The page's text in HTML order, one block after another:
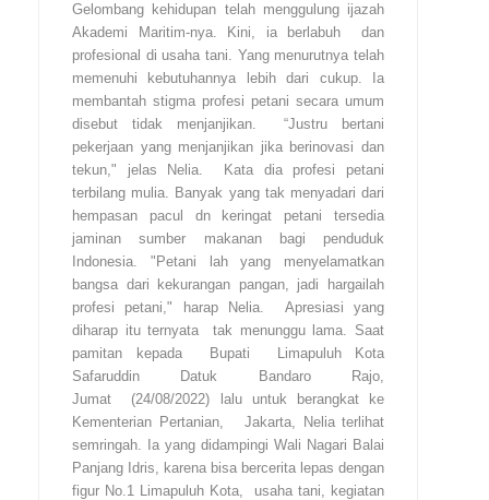
Gelombang kehidupan telah menggulung ijazah
Akademi Maritim-nya. Kini, ia berlabuh dan
profesional di usaha tani. Yang menurutnya telah
memenuhi kebutuhannya lebih dari cukup. Ia
membantah stigma profesi petani secara umum
disebut tidak menjanjikan. “Justru bertani
pekerjaan yang menjanjikan jika berinovasi dan
tekun," jelas Nelia. Kata dia profesi petani
terbilang mulia. Banyak yang tak menyadari dari
hempasan pacul dn keringat petani tersedia
jaminan sumber makanan bagi penduduk
Indonesia. "Petani lah yang menyelamatkan
bangsa dari kekurangan pangan, jadi hargailah
profesi petani," harap Nelia. Apresiasi yang
diharap itu ternyata tak menunggu lama. Saat
pamitan kepada Bupati Limapuluh Kota
Safaruddin Datuk Bandaro Rajo,
Jumat (24/08/2022) lalu untuk berangkat ke
Kementerian Pertanian, Jakarta, Nelia terlihat
semringah. Ia yang didampingi Wali Nagari Balai
Panjang Idris, karena bisa bercerita lepas dengan
figur No.1 Limapuluh Kota, usaha tani, kegiatan